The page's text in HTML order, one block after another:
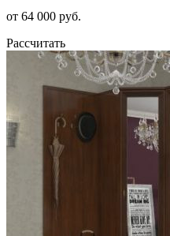
от 64 000 руб.
Рассчитать